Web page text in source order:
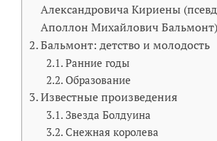
Александровича Кириены
Аполлон Михайлович Бальмонт)
Бальмонт: детство и молодость
Ранние годы
Образование
Известные произведения
Звезда Болдуина
Снежная королева